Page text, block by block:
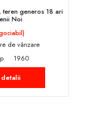
generos 18 ari
Noi
de vânzare
1960
detalii